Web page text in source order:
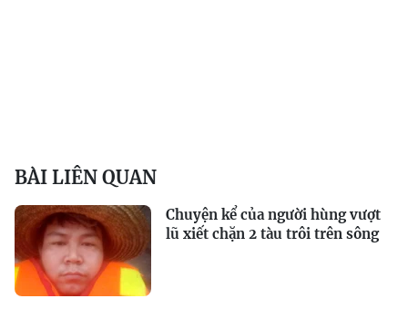
BÀI LIÊN QUAN
Chuyện kể của người hùng vượt
lũ xiết chặn 2 tàu trôi trên sông